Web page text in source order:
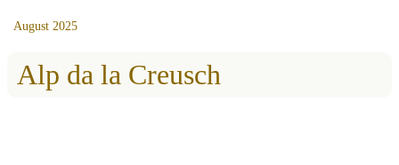
August 2025
Alp da la Creusch